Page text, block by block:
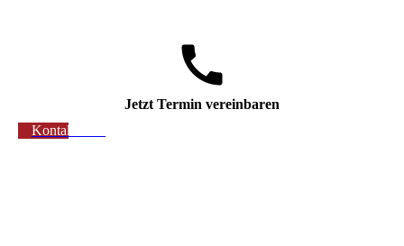
Jetzt Termin vereinbaren
Kontaktieren